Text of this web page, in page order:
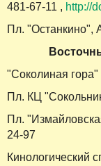
481-67-11 , http://
Пл. "Останкино",
"Соколиная
Пл. КЦ
Пл.
24-97
Кинологический